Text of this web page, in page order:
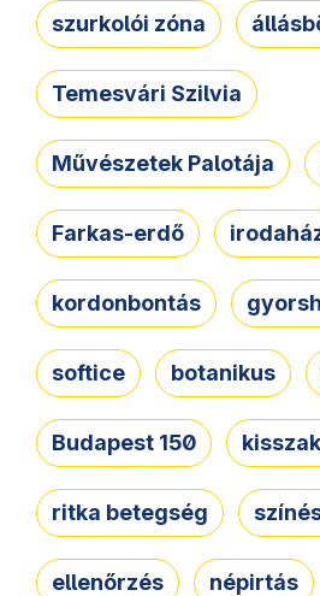
szurkolói zóna
Temesvári Szilvia
Művészetek Palotája
Farkas-erdő
kordonbontás
softice botanikus
Budapest 150
ritka betegség
ellenőrzés népirtás